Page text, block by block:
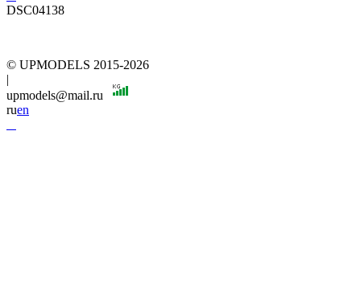
DSC04138
© UPMODELS 2015-2026
|
upmodels@mail.ru
ruen